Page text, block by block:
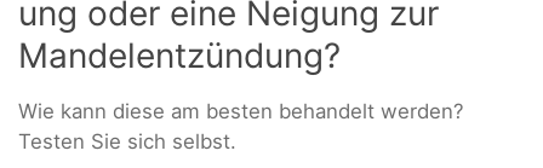
ung oder eine Neigung zur
Mandelentzündung?
Wie kann diese am besten behandelt werden?
Testen Sie sich selbst.